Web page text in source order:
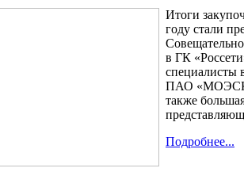
Итоги
году стали
в ГК
специалисты
ПАО
также
Подробнее...